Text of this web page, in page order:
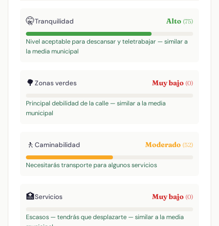
🤫Tranquilidad Alto (75)
Nivel aceptable para descansar y teletrabajar — similar a
la media municipal
🌳Zonas verdes Muy bajo (0)
Principal debilidad de la calle — similar a la media
municipal
🚶 Caminabilidad Moderado (52)
Necesitarás transporte para algunos servicios
🏥Servicios Muy bajo (0)
Escasos — tendrás que desplazarte — similar a la media